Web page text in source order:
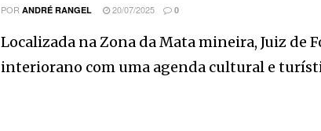
POR ANDRÉ RANGEL 20/07/2025 0
Localizada na Zona da Mata mineira, Juiz de
interiorano com uma agenda cultural e